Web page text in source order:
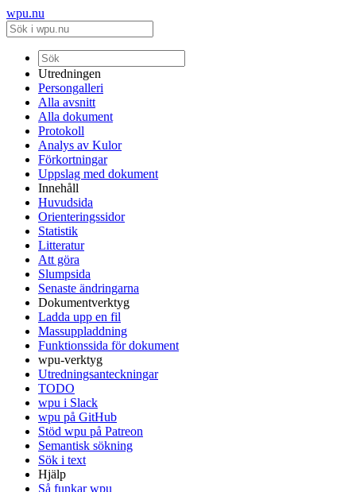
wpu.nu
Utredningen
Persongalleri
Alla avsnitt
Alla dokument
Protokoll
Analys av Kulor
Förkortningar
Uppslag med dokument
Innehåll
Huvudsida
Orienteringssidor
Statistik
Litteratur
Att göra
Slumpsida
Senaste ändringarna
Dokumentverktyg
Ladda upp en fil
Massuppladdning
Funktionssida för dokument
wpu-verktyg
Utredningsanteckningar
TODO
wpu i Slack
wpu på GitHub
Stöd wpu på Patreon
Semantisk sökning
Sök i text
Hjälp
Så funkar wpu